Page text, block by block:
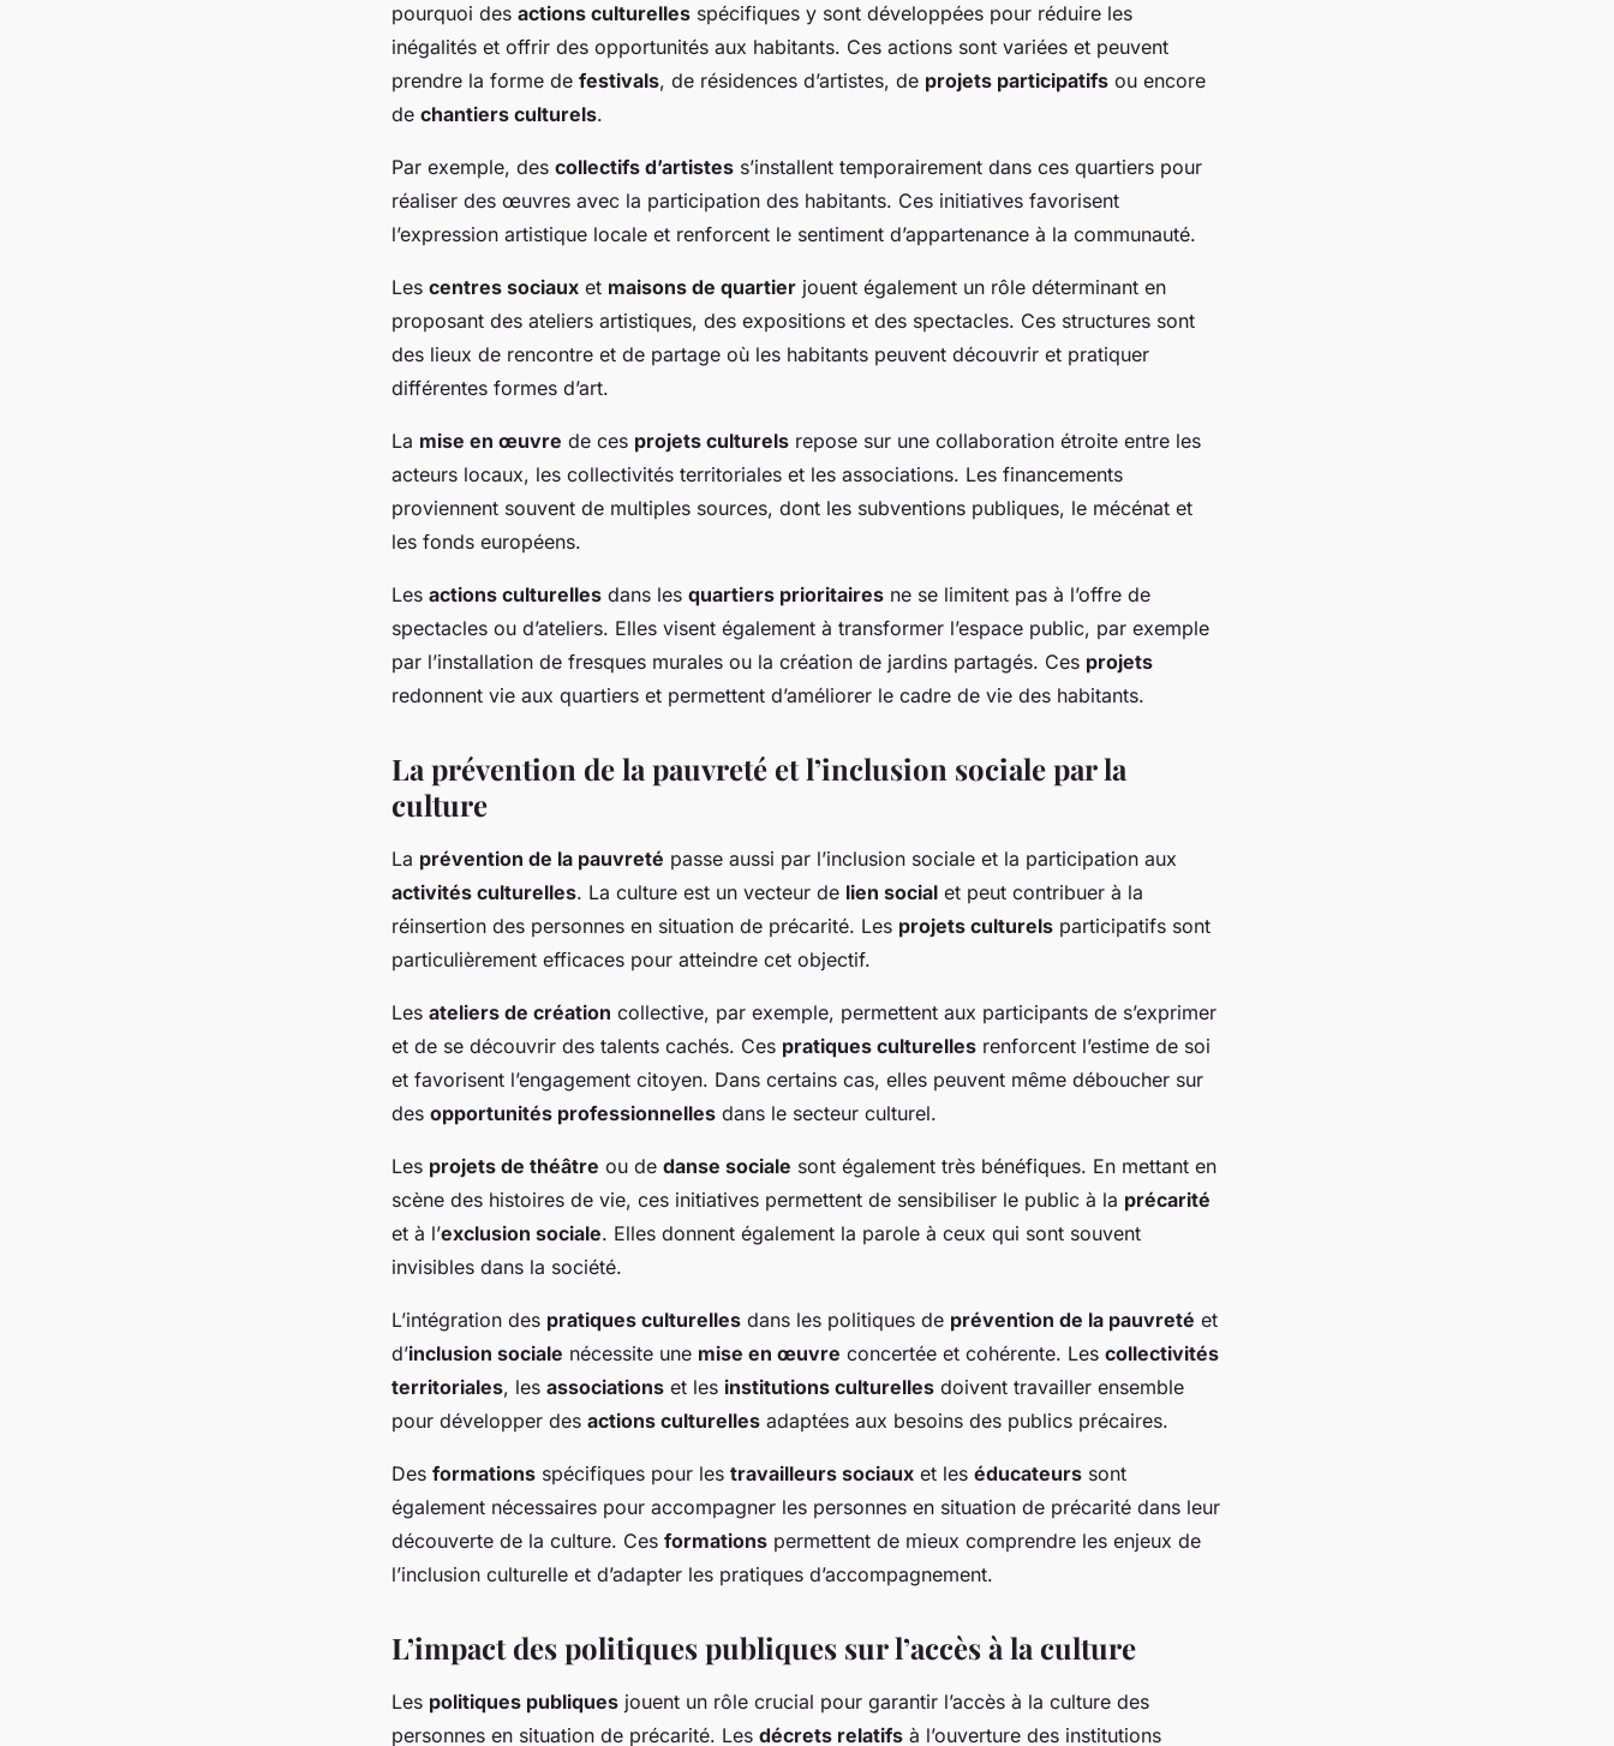
pourquoi des actions culturelles spécifiques y sont développées pour réduire les
inégalités et offrir des opportunités aux habitants. Ces actions sont variées et peuvent
prendre la forme de festivals, de résidences d’artistes, de projets participatifs ou encore
de chantiers culturels.
Par exemple, des collectifs d’artistes s’installent temporairement dans ces quartiers pour
réaliser des œuvres avec la participation des habitants. Ces initiatives favorisent
l’expression artistique locale et renforcent le sentiment d’appartenance à la communauté.
Les centres sociaux et maisons de quartier jouent également un rôle déterminant en
proposant des ateliers artistiques, des expositions et des spectacles. Ces structures sont
des lieux de rencontre et de partage où les habitants peuvent découvrir et pratiquer
différentes formes d’art.
La mise en œuvre de ces projets culturels repose sur une collaboration étroite entre les
acteurs locaux, les collectivités territoriales et les associations. Les financements
proviennent souvent de multiples sources, dont les subventions publiques, le mécénat et
les fonds européens.
Les actions culturelles dans les quartiers prioritaires ne se limitent pas à l’offre de
spectacles ou d’ateliers. Elles visent également à transformer l’espace public, par exemple
par l’installation de fresques murales ou la création de jardins partagés. Ces projets
redonnent vie aux quartiers et permettent d’améliorer le cadre de vie des habitants.
La prévention de la pauvreté et l’inclusion sociale par la
culture
La prévention de la pauvreté passe aussi par l’inclusion sociale et la participation aux
activités culturelles. La culture est un vecteur de lien social et peut contribuer à la
réinsertion des personnes en situation de précarité. Les projets culturels participatifs sont
particulièrement efficaces pour atteindre cet objectif.
Les ateliers de création collective, par exemple, permettent aux participants de s’exprimer
et de se découvrir des talents cachés. Ces pratiques culturelles renforcent l’estime de soi
et favorisent l’engagement citoyen. Dans certains cas, elles peuvent même déboucher sur
des opportunités professionnelles dans le secteur culturel.
Les projets de théâtre ou de danse sociale sont également très bénéfiques. En mettant en
scène des histoires de vie, ces initiatives permettent de sensibiliser le public à la précarité
et à l’exclusion sociale. Elles donnent également la parole à ceux qui sont souvent
invisibles dans la société.
L’intégration des pratiques culturelles dans les politiques de prévention de la pauvreté et
d’inclusion sociale nécessite une mise en œuvre concertée et cohérente. Les collectivités
territoriales, les associations et les institutions culturelles doivent travailler ensemble
pour développer des actions culturelles adaptées aux besoins des publics précaires.
Des formations spécifiques pour les travailleurs sociaux et les éducateurs sont
également nécessaires pour accompagner les personnes en situation de précarité dans leur
découverte de la culture. Ces formations permettent de mieux comprendre les enjeux de
l’inclusion culturelle et d’adapter les pratiques d’accompagnement.
L’impact des politiques publiques sur l’accès à la culture
Les politiques publiques jouent un rôle crucial pour garantir l’accès à la culture des
personnes en situation de précarité. Les décrets relatifs à l’ouverture des institutions